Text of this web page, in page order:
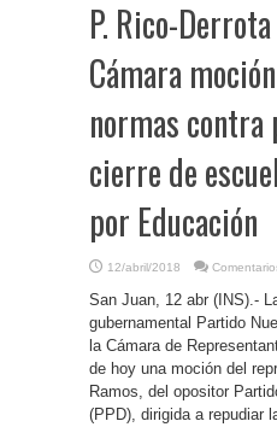
P. Rico-
Cámara
normas
cierre de
por Educación
12/abril/2018
San Juan, 12 abr (INS).-
gubernamental Partido
la Cámara de
de hoy una moción del
Ramos, del opositor
(PPD), dirigida a repudiar